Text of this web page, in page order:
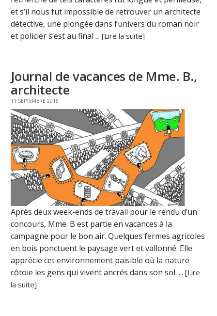
et s’il nous fut impossible de retrouver un architecte
détective, une plongée dans l’univers du roman noir
et policier s’est au final ...[Lire la suite]
Journal de vacances de Mme. B.,
architecte
11 SEPTEMBRE 2015
Après deux week-ends de travail pour le rendu d’un
concours, Mme. B est partie en vacances à la
campagne pour le bon air. Quelques fermes agricoles
en bois ponctuent le paysage vert et vallonné. Elle
apprécie cet environnement paisible où la nature
côtoie les gens qui vivent ancrés dans son sol. ...[Lire
la suite]